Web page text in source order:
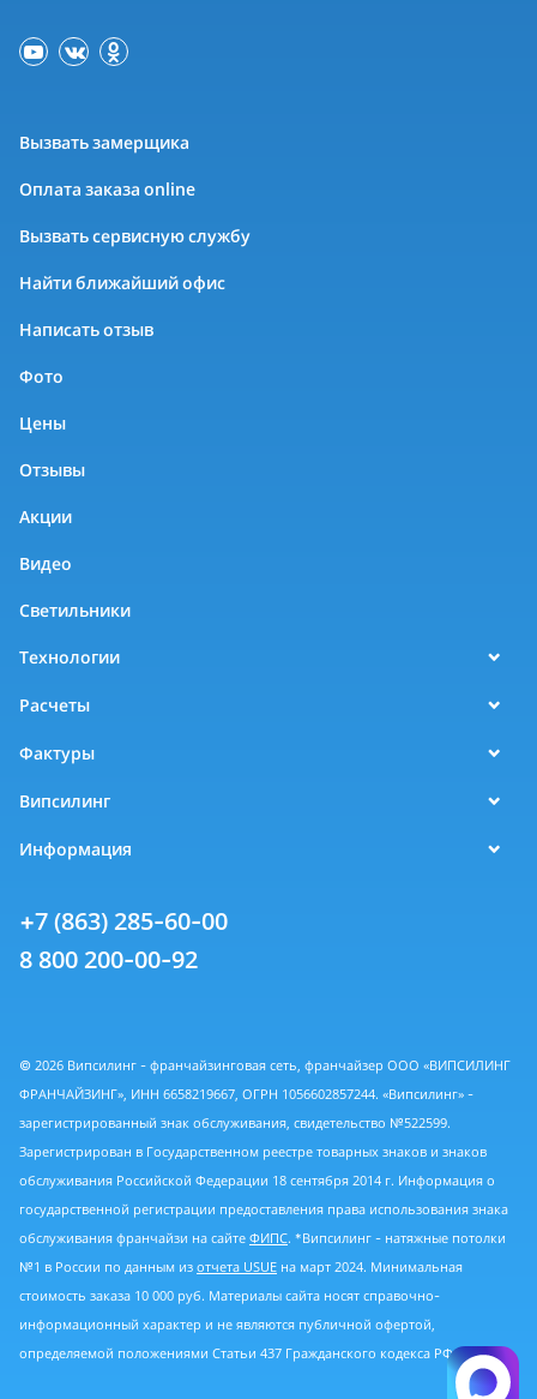
Вызвать замерщика
Оплата заказа online
Вызвать сервисную службу
Найти ближайший офис
Написать отзыв
Фото
Цены
Отзывы
Акции
Видео
Светильники
Технологии
Расчеты
Фактуры
Випсилинг
Информация
+7 (863) 285-60-00
8 800 200-00-92
© 2026 Випсилинг - франчайзинговая сеть, франчайзер ООО «ВИПСИЛИНГ
ФРАНЧАЙЗИНГ», ИНН 6658219667, ОГРН 1056602857244. «Випсилинг» -
зарегистрированный знак обслуживания, свидетельство №522599.
Зарегистрирован в Государственном реестре товарных знаков и знаков
обслуживания Российской Федерации 18 сентября 2014 г. Информация о
государственной регистрации предоставления права использования знака
обслуживания франчайзи на сайте ФИПС. *Випсилинг - натяжные потолки
№1 в России по данным из отчета USUE на март 2024. Минимальная
стоимость заказа 10 000 руб. Материалы сайта носят справочно-
информационный характер и не являются публичной офертой,
определяемой положениями Статьи 437 Гражданского кодекса РФ.